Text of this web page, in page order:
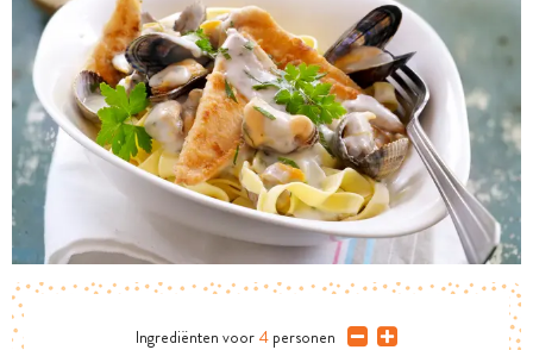
Ingrediënten voor 4 personen